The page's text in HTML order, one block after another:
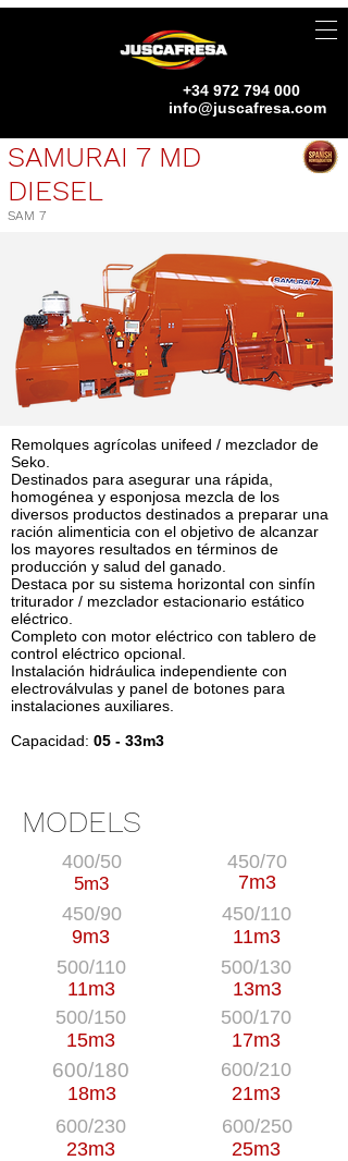
+34 972 794 000
info@juscafresa.com
SAMURAI 7 MD
DIESEL
SAM 7
Remolques agrícolas unifeed / mezclador de
Seko.
Destinados para asegurar una rápida,
homogénea y esponjosa mezcla de los
diversos productos destinados a preparar una
ración alimenticia con el objetivo de alcanzar
los mayores resultados en términos de
producción y salud del ganado.
Destaca por su sistema horizontal con sinfín
triturador / mezclador estacionario estático
eléctrico.
Completo con motor eléctrico con tablero de
control eléctrico opcional.
Instalación hidráulica independiente con
electroválvulas y panel de botones para
instalaciones auxiliares.
Capacidad: 05 - 33m3
MODELS
400/50
5m3
450/70
7m3
450/90
9m3
450/110
11m3
11m3
500/110
500/130
13m3
500/150
15m3
500/170
17m3
600/180
18m3
600/210
21m3
600/230
23m3
600/250
25m3